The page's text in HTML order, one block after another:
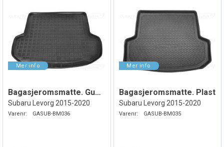
Bagasjeromsmatte. Gummi
Subaru Levorg 2015-2020
Varenr: GASUB-BM036
Bagasjeromsmatte. Plast
Subaru Levorg 2015-2020
Varenr: GASUB-BM035